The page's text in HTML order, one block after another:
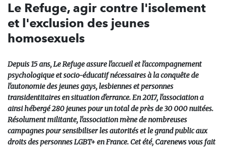
Le Refuge, agir contre l'isolement
et l'exclusion des jeunes
homosexuels
Depuis 15 ans, Le Refuge assure l'accueil et l'accompagnement
psychologique et socio-éducatif nécessaires à la conquête de
l'autonomie des jeunes gays, lesbiennes et personnes
transidentitaires en situation d'errance. En 2017, l'association a
ainsi hébergé 280 jeunes pour un total de près de 30 000 nuitées.
Résolument militante, l'association mène de nombreuses
campagnes pour sensibiliser les autorités et le grand public aux
droits des personnes LGBT+ en France. Cet été, Carenews vous fait